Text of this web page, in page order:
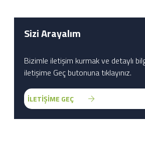
Sizi Arayalım
Bizimle iletişim kurmak ve detaylı
iletişime Geç butonuna tıklayınız.
İLETİŞİME GEÇ